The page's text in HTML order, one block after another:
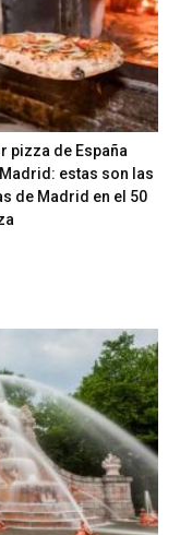
pizza de España
estas son las
de Madrid en el 50